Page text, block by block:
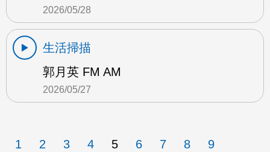
2026/05/28
生活掃描
郭月英 FM AM
2026/05/27
1 2 3 4 5 6 7 8 9